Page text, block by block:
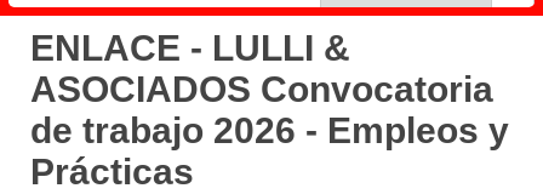
ENLACE - LULLI &
ASOCIADOS Convocatoria
de trabajo 2026 - Empleos y
Prácticas